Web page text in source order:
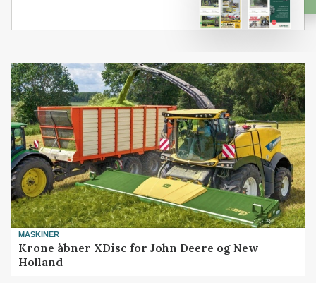
MASKINER
Krone åbner XDisc for John Deere og New
Holland